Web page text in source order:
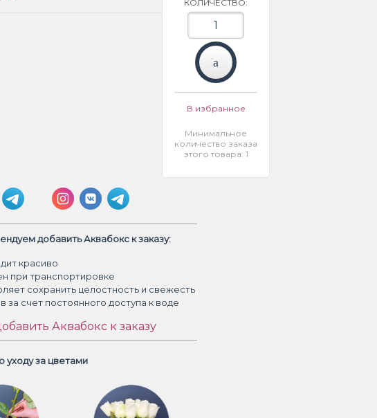
КОЛИЧЕСТВО:
В избранное
Минимальное
количество заказа
этого товара: 1
добавить Аквабокс к заказу:
красиво
при транспортировке
сохранить целостность и свежесть
за счет постоянного доступа к воде
Аквабокс к заказу
уходу за цветами